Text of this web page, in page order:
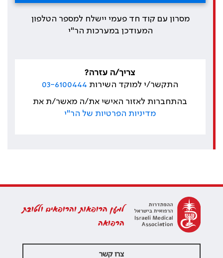
מסרון עם קוד חד פעמי יישלח למספר הטלפון
המעודכן במערכות הר"י
צריך/ה עזרה?
התקשר/י למוקד השירות 03-6100444
בהתחברות לאזור האישי את/ה מאשר/ת את
מדיניות הפרטיות של הר"י
למען הרופאות והרופאים ולטובת
הרפואה
צרו קשר